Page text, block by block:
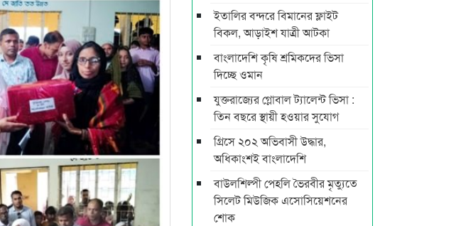
ইতালির বন্দরে বিমানের ফ্লাইট
বিকল, আড়াইশ যাত্রী আটকা
বাংলাদেশি কৃষি শ্রমিকদের ভিসা
দিচ্ছে ওমান
যুক্তরাজ্যের গ্লোবাল ট্যালেন্ট ভিসা :
তিন বছরে স্থায়ী হওয়ার সুযোগ
গ্রিসে ২০২ অভিবাসী উদ্ধার,
অধিকাংশই বাংলাদেশি
বাউলশিল্পী পেহলি ভৈরবীর মৃত্যুতে
সিলেট মিউজিক এসোসিয়েশনের
শোক